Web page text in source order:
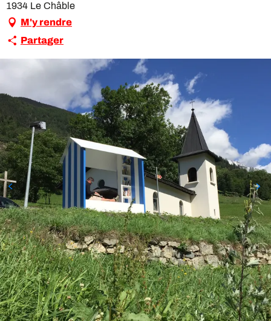
1934 Le Châble
M'y rendre
Partager